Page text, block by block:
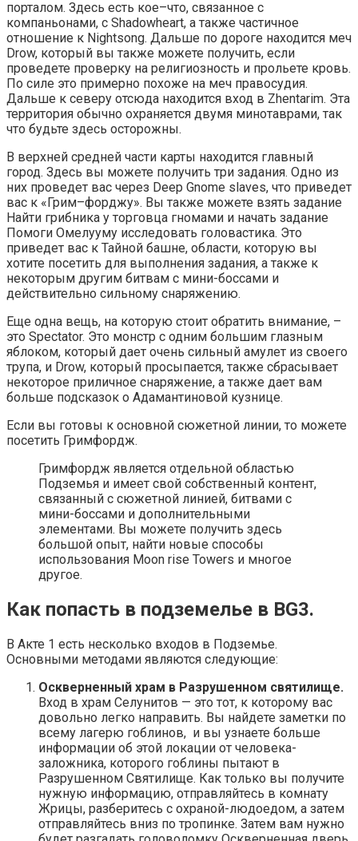
порталом. Здесь есть кое–что, связанное с
компаньонами, с Shadowheart, а также частичное
отношение к Nightsong. Дальше по дороге находится меч
Drow, который вы также можете получить, если
проведете проверку на религиозность и прольете кровь.
По силе это примерно похоже на меч правосудия.
Дальше к северу отсюда находится вход в Zhentarim. Эта
территория обычно охраняется двумя минотаврами, так
что будьте здесь осторожны.
В верхней средней части карты находится главный
город. Здесь вы можете получить три задания. Одно из
них проведет вас через Deep Gnome slaves, что приведет
вас к «Грим–форджу». Вы также можете взять задание
Найти грибника у торговца гномами и начать задание
Помоги Омелууму исследовать головастика. Это
приведет вас к Тайной башне, области, которую вы
хотите посетить для выполнения задания, а также к
некоторым другим битвам с мини-боссами и
действительно сильному снаряжению.
Еще одна вещь, на которую стоит обратить внимание, –
это Spectator. Это монстр с одним большим глазным
яблоком, который дает очень сильный амулет из своего
трупа, и Drow, который просыпается, также сбрасывает
некоторое приличное снаряжение, а также дает вам
больше подсказок о Адамантиновой кузнице.
Если вы готовы к основной сюжетной линии, то можете
посетить Гримфордж.
Гримфордж является отдельной областью
Подземья и имеет свой собственный контент,
связанный с сюжетной линией, битвами с
мини-боссами и дополнительными
элементами. Вы можете получить здесь
большой опыт, найти новые способы
использования Moon rise Towers и многое
другое.
Как попасть в подземелье в BG3.
В Акте 1 есть несколько входов в Подземье.
Основными методами являются следующие:
Оскверненный храм в Разрушенном святилище.
Вход в храм Селунитов — это тот, к которому вас
довольно легко направить. Вы найдете заметки по
всему лагерю гоблинов, и вы узнаете больше
информации об этой локации от человека-
заложника, которого гоблины пытают в
Разрушенном Святилище. Как только вы получите
нужную информацию, отправляйтесь в комнату
Жрицы, разберитесь с охраной-людоедом, а затем
отправляйтесь вниз по тропинке. Затем вам нужно